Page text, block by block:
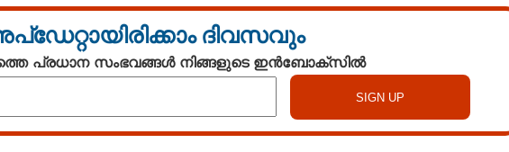
ദിവസവും
പ്രധാന സംഭവങ്ങൾ നിങ്ങളുടെ ഇൻബോക്സിൽ